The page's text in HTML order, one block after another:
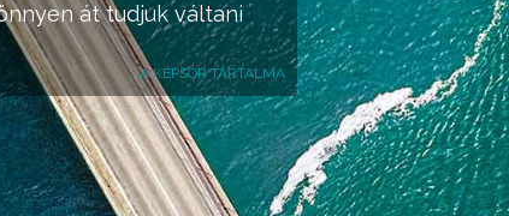
át tudjuk váltani
A KÉPSOR TARTALMA